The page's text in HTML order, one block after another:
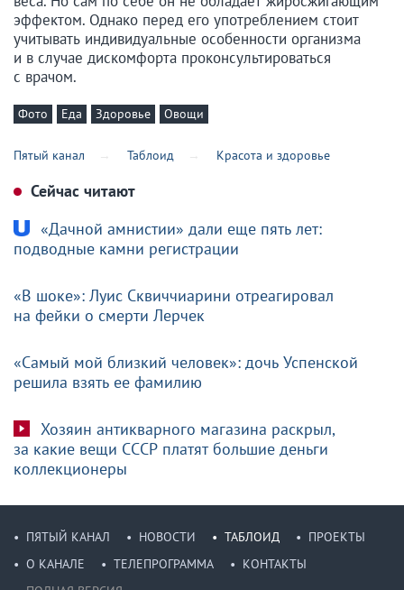
эффектом. Однако перед его употреблением стоит
учитывать индивидуальные особенности организма
и в случае дискомфорта проконсультироваться
с врачом.
Фото Еда Здоровье Овощи
Пятый канал Таблоид Красота и здоровье
Сейчас читают
«Дачной амнистии» дали еще пять лет:
подводные камни регистрации
«В шоке»: Луис Сквиччиарини отреагировал
на фейки о смерти Лерчек
«Самый мой близкий человек»: дочь Успенской
решила взять ее фамилию
Хозяин антикварного магазина раскрыл,
за какие вещи СССР платят большие деньги
коллекционеры
ПЯТЫЙ КАНАЛ НОВОСТИ ТАБЛОИД
ПРОЕКТЫ
О КАНАЛЕ
ТЕЛЕПРОГРАММА
КОНТАКТЫ